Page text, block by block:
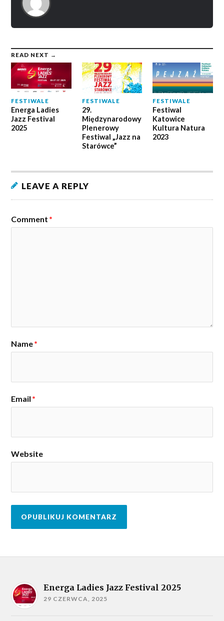
READ NEXT →
FESTIWALE
Energa Ladies
Jazz Festival
2025
FESTIWALE
29.
Międzynarodowy
Plenerowy
Festiwal „Jazz na
Starówce”
FESTIWALE
Festiwal
Katowice
Kultura Natura
2023
LEAVE A REPLY
Comment *
Name*
Email *
Website
Energa Ladies Jazz Festival 2025
29 CZERWCA, 2025